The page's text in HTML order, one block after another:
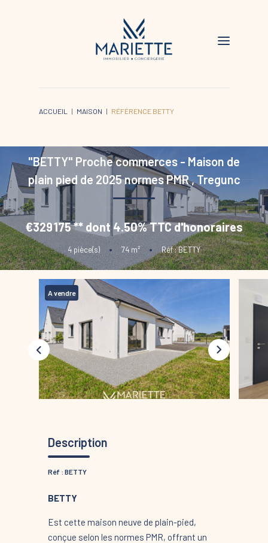
ACCUEIL MAISON RÉFÉRENCE BETTY
"BETTY" Proche commerces - Maison de
plain pied de 2025 normes PMR, Tregunc
€329 175**dont 4.50% TTC d'honoraires
4 pièce(s) • 74m² • Réf : BETTY
A vendre
Description
Réf : BETTY
BETTY
Est cette maison neuve de plain-pied,
conçue selon les normes PMR, offrant un